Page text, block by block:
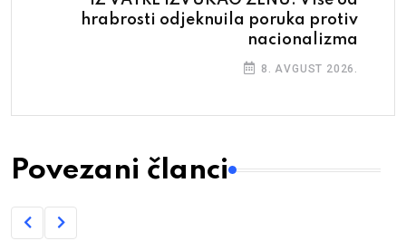
hrabrosti odjeknuila poruka protiv
nacionalizma
8. AVGUST 2026.
Povezani članci